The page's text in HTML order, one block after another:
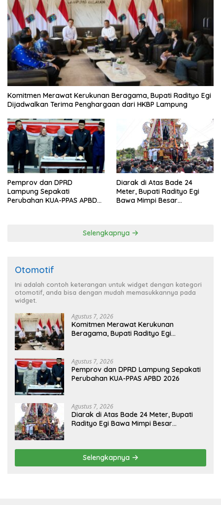
Komitmen Merawat Kerukunan Beragama, Bupati Radityo Egi
Dijadwalkan Terima Penghargaan dari HKBP Lampung
Pemprov dan DPRD
Lampung Sepakati
Perubahan KUA-PPAS APBD
Diarak di Atas Bade 24
Meter, Bupati Radityo Egi
Bawa Mimpi Besar
Selengkapnya
Otomotif
Ini adalah contoh keterangan untuk widget dengan kategori
otomotif, anda bisa dengan mudah memasukkannya pada
widget.
Agustus 7, 2026
Komitmen Merawat Kerukunan
Beragama, Bupati Radityo Egi
Agustus 7, 2026
Pemprov dan DPRD Lampung Sepakati
Perubahan KUA-PPAS APBD 2026
Agustus 7, 2026
Diarak di Atas Bade 24 Meter, Bupati
Radityo Egi Bawa Mimpi Besar
Selengkapnya